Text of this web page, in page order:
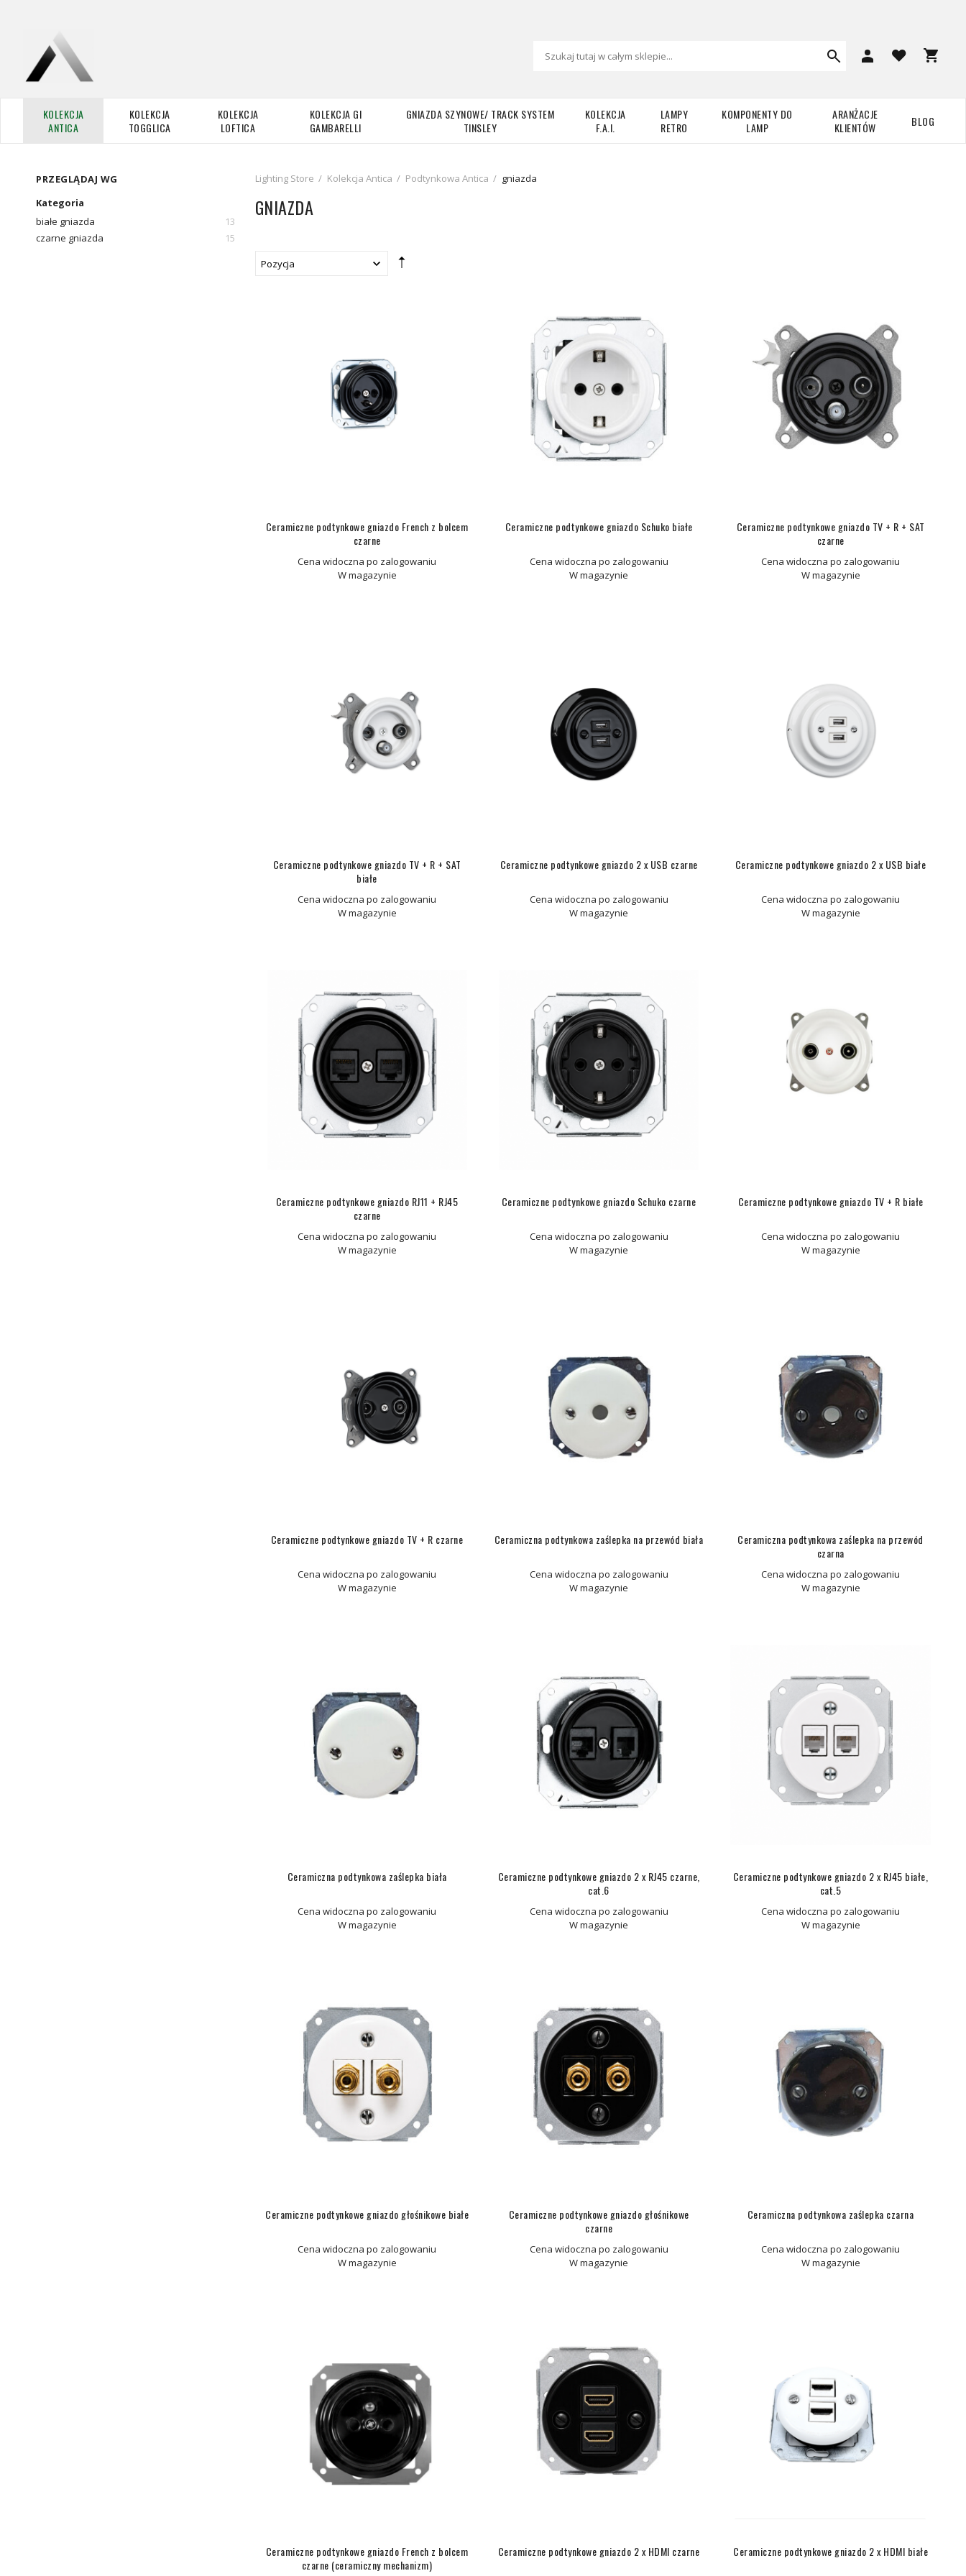
KOLEKCJA
ANTICA
KOLEKCJA
TOGGLICA
KOLEKCJA
LOFTICA
KOLEKCJA GI
GAMBARELLI
GNIAZDA SZYNOWE/ TRACK SYSTEM
TINSLEY
KOLEKCJA
F.A.I.
LAMPY
RETRO
KOMPONENTY DO
LAMP
ARANŻACJE
KLIENTÓW
BLOG
PRZEGLĄDAJ WG
Kategoria
białe gniazda
13
czarne gniazda
15
Lighting Store / Kolekcja Antica / Podtynkowa Antica / gniazda
GNIAZDA
Ceramiczne podtynkowe gniazdo French z bolcem
czarne
Cena widoczna po zalogowaniu
W magazynie
Ceramiczne podtynkowe gniazdo Schuko białe
Cena widoczna po zalogowaniu
W magazynie
Ceramiczne podtynkowe gniazdo TV + R + SAT
czarne
Cena widoczna po zalogowaniu
W magazynie
Ceramiczne podtynkowe gniazdo TV + R + SAT
białe
Cena widoczna po zalogowaniu
W magazynie
Ceramiczne podtynkowe gniazdo 2 x USB czarne
Cena widoczna po zalogowaniu
W magazynie
Ceramiczne podtynkowe gniazdo 2 x USB białe
Cena widoczna po zalogowaniu
W magazynie
Ceramiczne podtynkowe gniazdo RJ11 + RJ45
czarne
Cena widoczna po zalogowaniu
W magazynie
Ceramiczne podtynkowe gniazdo Schuko czarne
Cena widoczna po zalogowaniu
W magazynie
Ceramiczne podtynkowe gniazdo TV + R białe
Cena widoczna po zalogowaniu
W magazynie
Ceramiczne podtynkowe gniazdo TV + R czarne
Cena widoczna po zalogowaniu
W magazynie
Ceramiczna podtynkowa zaślepka na przewód biała
Cena widoczna po zalogowaniu
W magazynie
Ceramiczna podtynkowa zaślepka na przewód
czarna
Cena widoczna po zalogowaniu
W magazynie
Ceramiczna podtynkowa zaślepka biała
Cena widoczna po zalogowaniu
W magazynie
Ceramiczne podtynkowe gniazdo 2 x RJ45 czarne,
cat.6
Cena widoczna po zalogowaniu
W magazynie
Ceramiczne podtynkowe gniazdo 2 x RJ45 białe,
cat.5
Cena widoczna po zalogowaniu
W magazynie
Ceramiczne podtynkowe gniazdo głośnikowe białe
Cena widoczna po zalogowaniu
W magazynie
Ceramiczne podtynkowe gniazdo głośnikowe
czarne
Cena widoczna po zalogowaniu
W magazynie
Ceramiczna podtynkowa zaślepka czarna
Cena widoczna po zalogowaniu
W magazynie
Ceramiczne podtynkowe gniazdo French z bolcem
czarne (ceramiczny mechanizm)
Ceramiczne podtynkowe gniazdo 2 x HDMI czarne Ceramiczne podtynkowe gniazdo 2 x HDMI białe